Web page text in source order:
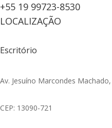
+55 19 99723-8530
LOCALIZAÇÃO
Escritório
Av. Jesuíno Marcondes
CEP: 13090-721